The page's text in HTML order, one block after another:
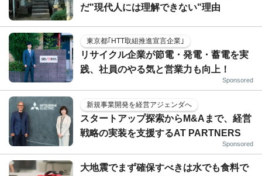
だ"現代人には理解できない"理由
東京都｢HTT取組推進宣言企業｣
リサイクル企業が節電・発電・蓄電を実
践、社員のやる気と営業力も向上！
Sponsored
新規事業開発を経営アジェンダへ
スタートアップ探索からM&Aまで、経営
戦略の実装を支援するAT PARTNERS
Sponsored
大地震でまず確保すべきは水でも食料で